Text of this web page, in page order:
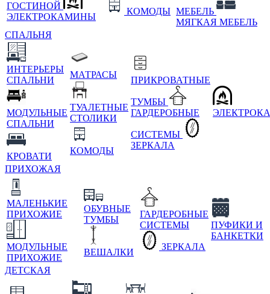
ГОСТИНОЙ
ЭЛЕКТРОКАМИНЫ
КОМОДЫ МЕБЕЛЬ
МЯГКАЯ МЕБЕЛЬ
СПАЛЬНЯ
ИНТЕРЬЕРЫ
СПАЛЬНИ
МОДУЛЬНЫЕ
СПАЛЬНИ
КРОВАТИ
МАТРАСЫ
ТУАЛЕТНЫЕ
СТОЛИКИ
КОМОДЫ
ПРИКРОВАТНЫЕ
ТУМБЫ
ГАРДЕРОБНЫЕ
СИСТЕМЫ
ЗЕРКАЛА
ПРИХОЖАЯ
МАЛЕНЬКИЕ
ПРИХОЖИЕ
МОДУЛЬНЫЕ
ПРИХОЖИЕ
ОБУВНЫЕ
ТУМБЫ
ВЕШАЛКИ
ГАРДЕРОБНЫЕ
СИСТЕМЫ
ЗЕРКАЛА
ПУФИКИ И
БАНКЕТКИ
ДЕТСКАЯ